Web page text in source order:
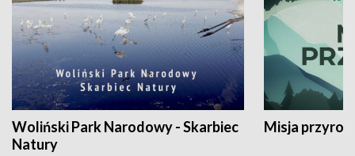
Woliński Park Narodowy - Skarbiec
Natury
Misja